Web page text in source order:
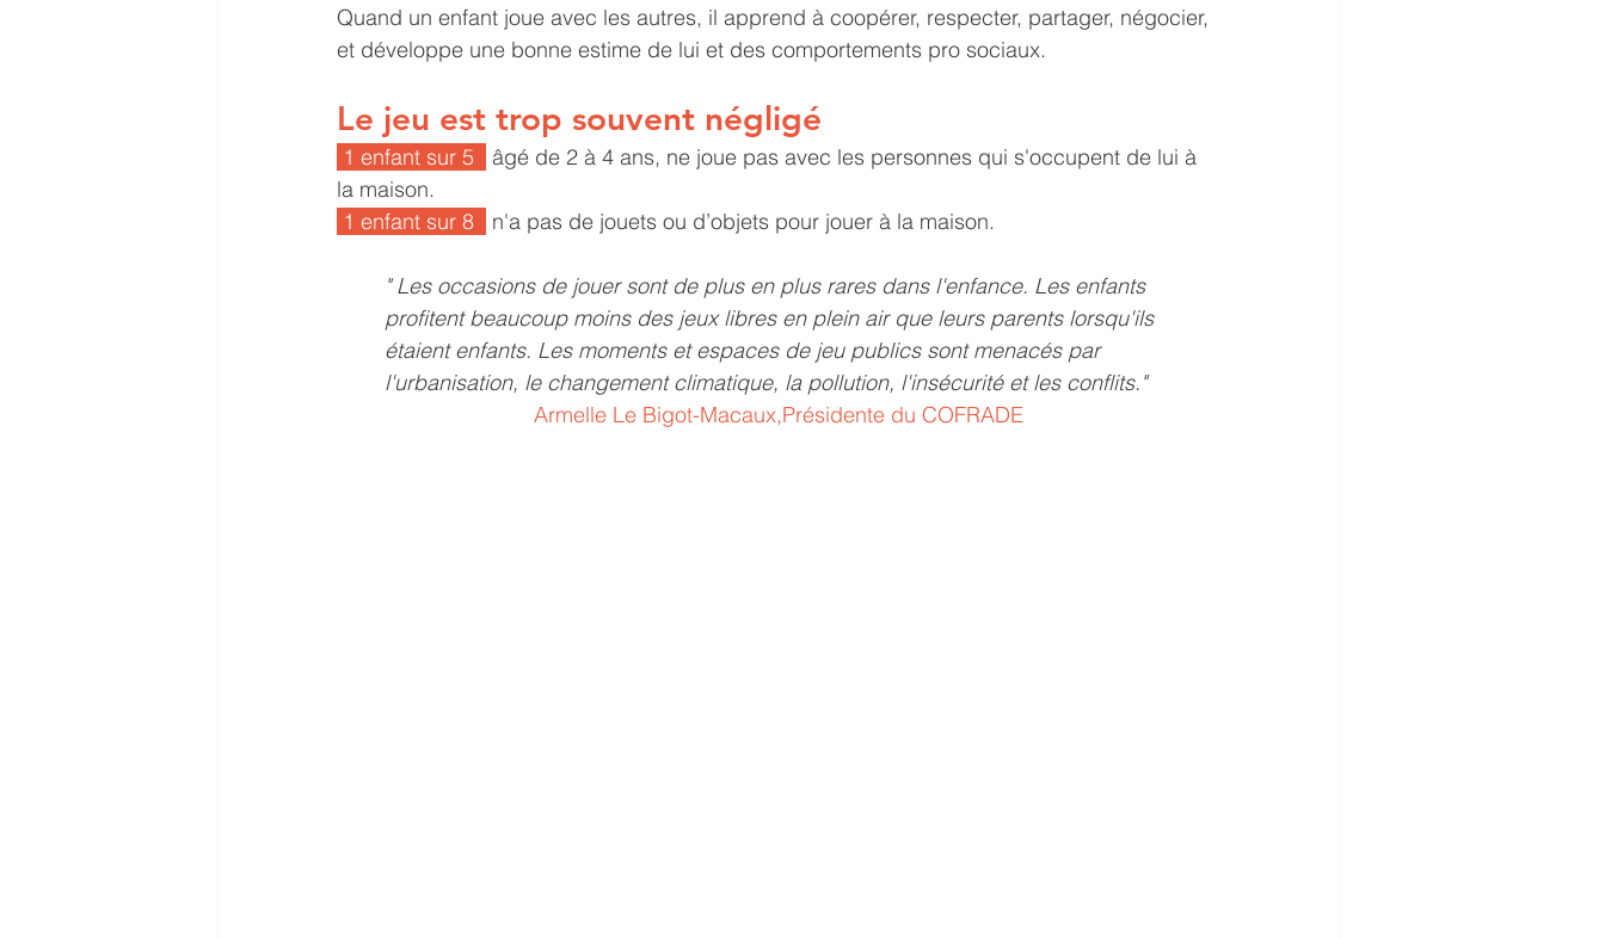
Quand un enfant joue avec les autres, il apprend à coopérer, respecter, partager, négocier,
et développe une bonne estime de lui et des comportements pro sociaux.
Le jeu est trop souvent négligé
1 enfant sur 5
âgé de 2 à 4 ans, ne joue pas avec les personnes qui s'occupent de lui à
la maison.
1 enfant sur 8
n'a pas de jouets ou d’objets pour jouer à la maison.
" Les occasions de jouer sont de plus en plus rares dans l'enfance. Les enfants
profitent beaucoup moins des jeux libres en plein air que leurs parents lorsqu'ils
étaient enfants. Les moments et espaces de jeu publics sont menacés par
l'urbanisation, le changement climatique, la pollution, l'insécurité et les conflits."
Armelle Le Bigot-Macaux,Présidente du COFRADE